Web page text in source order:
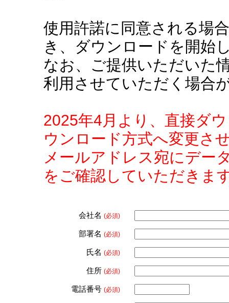
使用許諾に同意される場
き、ダウンロードを開始
なお、ご提供いただいた
利用させていただく場合
2025年4月より、直接ダ
ウンロード方式へ変更さ
メールアドレス宛にデー
をご確認していただきま
会社名 (必須)
部署名 (必須)
氏名 (必須)
住所 (必須)
電話番号 (必須)